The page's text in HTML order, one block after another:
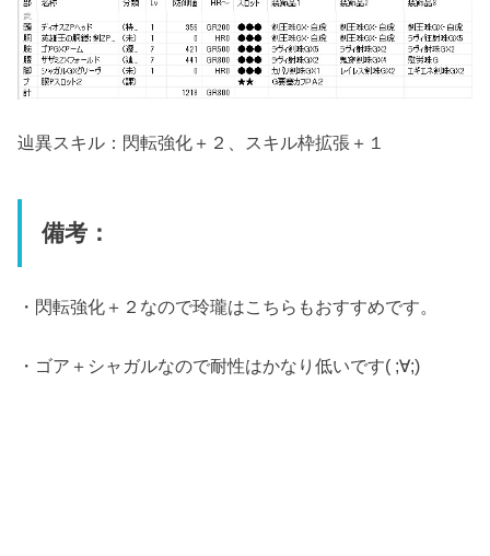
辿異スキル：閃転強化＋２、スキル枠拡張＋１
備考：
・閃転強化＋２なので玲瓏はこちらもおすすめです。
・ゴア＋シャガルなので耐性はかなり低いです( ;∀;)